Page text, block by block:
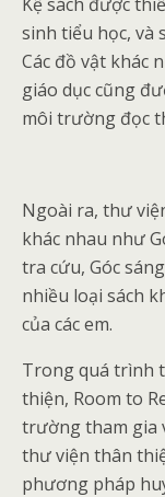
sinh tiểu học, và
Các đồ vật khác
giáo dục cũng
môi trường đọc
Ngoài ra, thư
khác nhau như
tra cứu, Góc
nhiều loại sách
của các em.
Trong quá trình
thiện, Room to
trường tham gia
thư viện thân
phương pháp